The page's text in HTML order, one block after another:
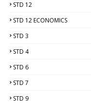
STD 12
STD 12 ECONOMICS
STD 3
STD 4
STD 6
STD 7
STD 9